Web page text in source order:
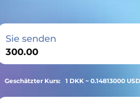
Sie senden
Geschätzter Kurs: 1 DKK ~ 0.14813000